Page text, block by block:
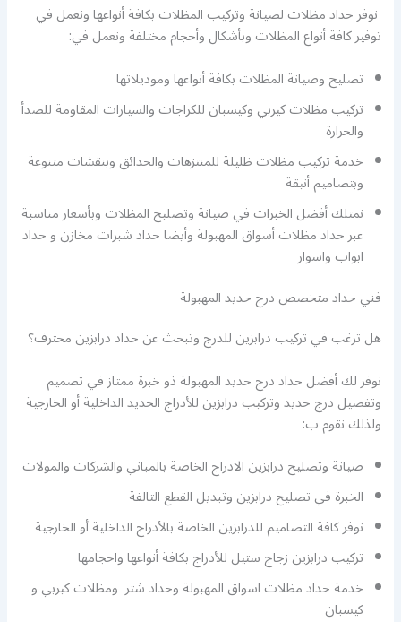
نوفر حداد مظلات لصيانة وتركيب المظلات بكافة أنواعها ونعمل في
توفير كافة أنواع المظلات وبأشكال وأحجام مختلفة ونعمل في:
تصليح وصيانة المظلات بكافة أنواعها وموديلاتها
تركيب مظلات كيربي وكيسبان للكراجات والسيارات المقاومة للصدأ
والحرارة
خدمة تركيب مظلات ظليلة للمنتزهات والحدائق وبنقشات متنوعة
وبتصاميم أنيقة
نمتلك أفضل الخبرات في صيانة وتصليح المظلات وبأسعار مناسبة
عبر حداد مظلات أسواق المهبولة وأيضا حداد شبرات مخازن و حداد
ابواب واسوار
فني حداد متخصص درج حديد المهبولة
هل ترغب في تركيب درابزين للدرج وتبحث عن حداد درابزين محترف؟
نوفر لك أفضل حداد درج حديد المهبولة ذو خبرة ممتاز في تصميم
وتفصيل درج حديد وتركيب درابزين للأدراج الحديد الداخلية أو الخارجية
ولذلك نقوم ب:
صيانة وتصليح درابزين الادراج الخاصة بالمباني والشركات والمولات
الخبرة في تصليح درابزين وتبديل القطع التالفة
نوفر كافة التصاميم للدرابزين الخاصة بالأدراج الداخلية أو الخارجية
تركيب درابزين زجاج ستيل للأدراج بكافة أنواعها واحجامها
خدمة حداد مظلات اسواق المهبولة وحداد شتر ومظلات كيربي و
كيسبان